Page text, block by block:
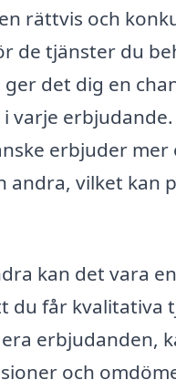
rättvis och
de tjänster du
ger det dig en
varje erbjudande.
erbjuder
andra, vilket kan
kan det vara
du får kvalitativa
erbjudanden,
och